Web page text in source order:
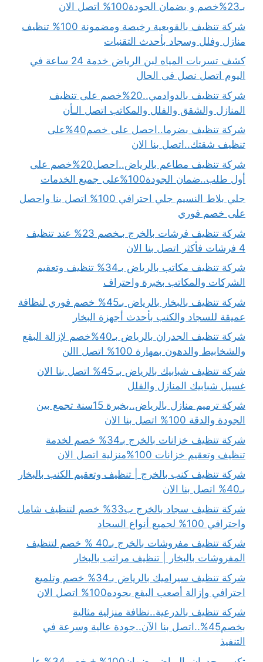
بـ23%خصم و بضمان الجودة100% اتصل الان
شركة تنظيف بالقويعية رخيصة ومضمونة 100% تنظيف
منازل وفلل وسجاد بأحدث التقنيات
كشف تسربات المياه لبن الرياض خدمة 24 ساعة في
اليوم اتصل نصل فى الحال
شركة تنظيف بالدوادمي..20%خصم على تنظيف
المنازل والشقق والفلل والمكاتب اتصل الـأن
شركة تنظيف بضرما..احصل على خصم40%على
تنظيف شقتك..اتصل بنا الان
شركة تنظيف مطاعم بالرياض..احصل20%خصم على
أول طلب..ضمان الجودة100%على جميع الخدمات
جلي بلاط النسيم جلي احترافي 100% اتصل بنا واحصل
على خصم فوري
شركة تنظيف فرشات بالخرج بـخصم 23% عند تنظيف
4 فرشات فأكثر اتصل بنا الان
شركة تنظيف مكاتب بالرياض بـ34% تنظيف وتعقيم
الشركات والمكاتب بخبرة واحتراف
شركة تنظيف بالبخار بالرياض بـ45% خصم فوري لنظافة
عميقة للسجاد والكنب بأحدث أجهزة البخار
شركة تنظيف الجدران بالرياض بـ40%خصم لإزالة البقع
والشخابيط والدهون بمهارة 100% اتصل االن
شركة تنظيف شبابيك بالرياض بـ 45% اتصل بنا الان
غسيل شبابيك المنازل والفلل
شركة ترميم منازل بالرياض..بخبرة 15سنة تجمع بين
الجودة والدقة 100% اتصل بنا الان
شركة تنظيف خزانات بالخرج بـ34% خصم لخدمة
تنظيف وتعقيم خزانات 100%منزلية اتصل الان
شركة تنظيف كنب بالخرج | تنظيف وتعقيم الكنب بالبخار
بـ40% اتصل بنا الان
شركة تنظيف سجاد بالخرج ب33% خصم لتنظيف شامل
واحترافي 100% لجميع أنواع السجاد
شركة تنظيف مفروشات بالخرج بـ40 % خصم لتنظيف
المفروشات بالبخار | تنظيف مراتب بالبخار
شركة تنظيف سيراميك بالرياض بـ34% خصم وتلميع
احترافي وإزالة أصعب البقع بجوده100% اتصل الان
شركة تنظيف بالدرعية..نظافة منزلية مثالية
بخصم45%..اتصل بنا الآن..جودة عالية وسرعة في
التنفيذ